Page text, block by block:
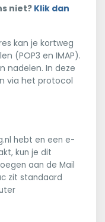
niet? Klik dan
kan je kortweg
(POP3 en IMAP).
nadelen. In deze
via het protocol
hebt en een e-
kun je dit
aan de Mail
zit standaard